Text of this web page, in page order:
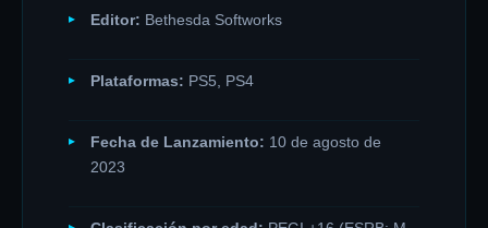
Editor: Bethesda Softworks
Plataformas: PS5, PS4
Fecha de Lanzamiento: 10 de agosto de
2023